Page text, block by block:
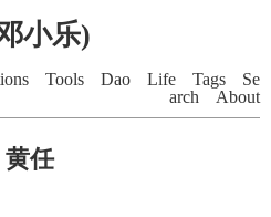
小乐)
Tools Dao Life Tags
Se
arch
About
黄任